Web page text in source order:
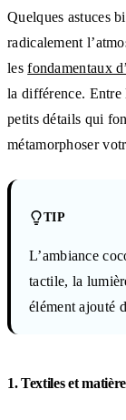
Quelques astuces
radicalement
lesfondamentaux
la différence. Entre
petits détails qui
métamorphoser
TIP
L’ambiance
tactile, la
élément ajouté
1. Textiles et